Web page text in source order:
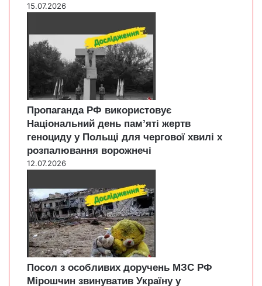
15.07.2026
Пропаганда РФ використовує
Національний день пам’яті жертв
геноциду у Польщі для чергової хвилі х
розпалювання ворожнечі
12.07.2026
Посол з особливих доручень МЗС РФ
Мірошчин звинуватив Україну у